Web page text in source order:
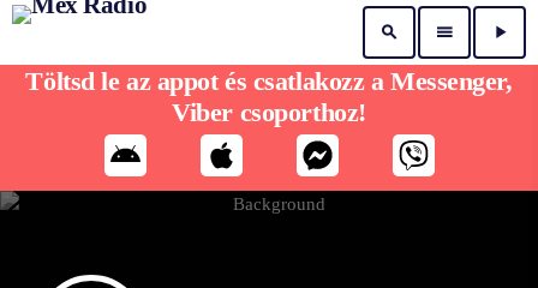
search menu play_arrow
Töltsd le az appot és csatlakozz a Messenger,
Viber csoporthoz!